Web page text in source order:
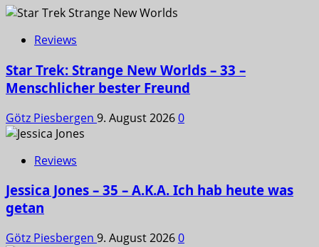
Reviews
Star Trek: Strange New Worlds – 33 –
Menschlicher bester Freund
Götz Piesbergen 9. August 20260
Reviews
Jessica Jones – 35 – A.K.A. Ich hab heute was
getan
Götz Piesbergen 9. August 20260